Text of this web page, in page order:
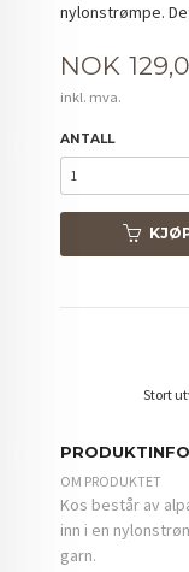
nylonstrømpe.
Pris
NOK
inkl. mva.
ANTALL
Stort
PRODUKTINFO
OM PRODUKTET
Kos består av
inn i en
garn.